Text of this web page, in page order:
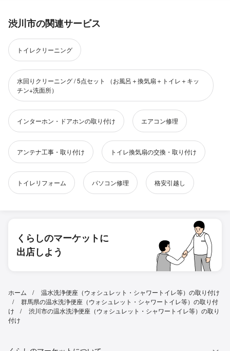
渋川市の関連サービス
トイレクリーニング
水回りクリーニング / 5点セット （お風呂＋換気扇＋トイレ＋キッ
チン+洗面所）
インターホン・ドアホンの取り付け エアコン修理
アンテナ工事・取り付け トイレ換気扇の交換・取り付け
トイレリフォーム パソコン修理 格安引越し
くらしのマーケットに
出店しよう
ホーム
温水洗浄便座（ウォシュレット・シャワートイレ等）の取り付け
群馬県の温水洗浄便座（ウォシュレット・シャワートイレ等）の取り付
け
渋川市の温水洗浄便座（ウォシュレット・シャワートイレ等）の取り
付け